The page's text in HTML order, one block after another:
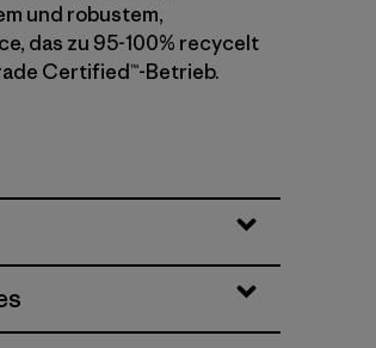
und robustem,
das zu 95-100% recycelt
Certified™-Betrieb.